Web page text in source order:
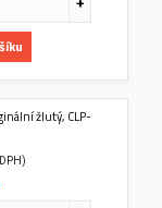
žlutý, CLP-